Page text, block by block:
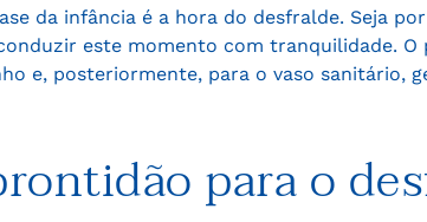
da infância é a hora do desfralde. Seja
este momento com tranquilidade. O
e, posteriormente, para o vaso sanitário,
para o